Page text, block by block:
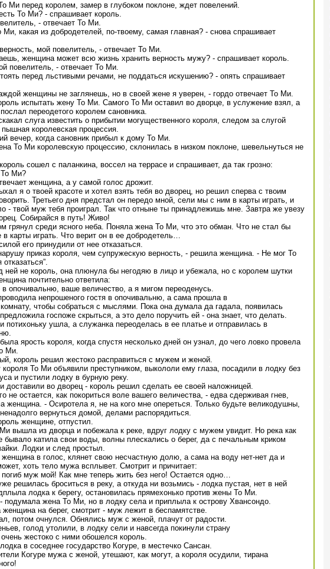
Ми перед королем, замер в глубоком поклоне, ждет повелений.
То Ми? - спрашивает король.
- отвечает То Ми.
какая из добродетелей, по-твоему, самая главная? - снова спрашивает
мой повелитель, - отвечает То Ми.
женщина может всю жизнь хранить верность мужу? - спрашивает король.
повелитель, - отвечает То Ми.
перед льстивыми речами, не поддаться искушению? - опять спрашивает
женщины не заглянешь, но в своей жене я уверен, - гордо отвечает То Ми.
испытать жену То Ми. Самого То Ми оставил во дворце, в услужение взял, а
переодетого королем сановника.
слуга известить о прибытии могущественного короля, следом за слугой
королевская процессия.
вечер, когда сановник прибыл к дому То Ми.
То Ми королевскую процессию, склонилась в низком поклоне, шевельнуться не
сошел с паланкина, воссел на террасе и спрашивает, да так грозно:
Ми?
женщина, а у самой голос дрожит.
я о твоей красоте и хотел взять тебя во дворец, но решил сперва с твоим
Третьего дня предстал он передо мной, сели мы с ним в карты играть, и
- твой муж тебя проиграл. Так что отныне ты принадлежишь мне. Завтра же увезу
Собирайся в путь! Живо!
грянул среди ясного неба. Поняла жена То Ми, что это обман. Что не стал бы
карты играть. Что верит он в ее добродетель…
его принудили от нее отказаться.
приказ короля, чем супружескую верность, - решила женщина. - Не мог То
ней не король, она плюнула бы негодяю в лицо и убежала, но с королем шутки
почтительно ответила:
в опочивальню, ваше величество, а я мигом переоденусь.
непрошеного гостя в опочивальню, а сама прошла в
чтобы собраться с мыслями. Пока она думала да гадала, появилась
госпоже скрыться, а это дело поручить ей - она знает, что делать.
ушла, а служанка переоделась в ее платье и отправилась в
ярость короля, когда спустя несколько дней он узнал, до чего ловко провела
Ми.
король решил жестоко расправиться с мужем и женой.
короля То Ми объявили преступником, выкололи ему глаза, посадили в лодку без
и пустили лодку в бурную реку.
доставили во дворец - король решил сделать ее своей наложницей.
не остается, как покориться воле вашего величества, - едва сдерживая гнев,
женщина. - Осиротела я, не на кого мне опереться. Только будьте великодушны,
вернуться домой, делами распорядиться.
женщине, отпустил.
вышла из дворца и побежала к реке, вдруг лодку с мужем увидит. Но река как
бывало катила свои воды, волны плескались о берег, да с печальным криком
Лодки и след простыл.
в голос, клянет свою несчастную долю, а сама на воду нет-нет да и
хоть тело мужа всплывет. Смотрит и причитает:
погиб муж мой! Как мне теперь жить без него! Остается одно…
решилась броситься в реку, а откуда ни возьмись - лодка пустая, нет в ней
лодка к берегу, остановилась прямехонько против жены То Ми.
- подумала жена То Ми, но в лодку села и приплыла к острову Хвансондо.
женщина на берег, смотрит - муж лежит в беспамятстве.
потом очнулся. Обнялись муж с женой, плачут от радости.
голод утолили, в лодку сели и навсегда покинули страну
жестоко с ними обошелся король.
в соседнее государство Когуре, в местечко Сансан.
Когуре мужа с женой, утешают, как могут, а короля осудили, тирана